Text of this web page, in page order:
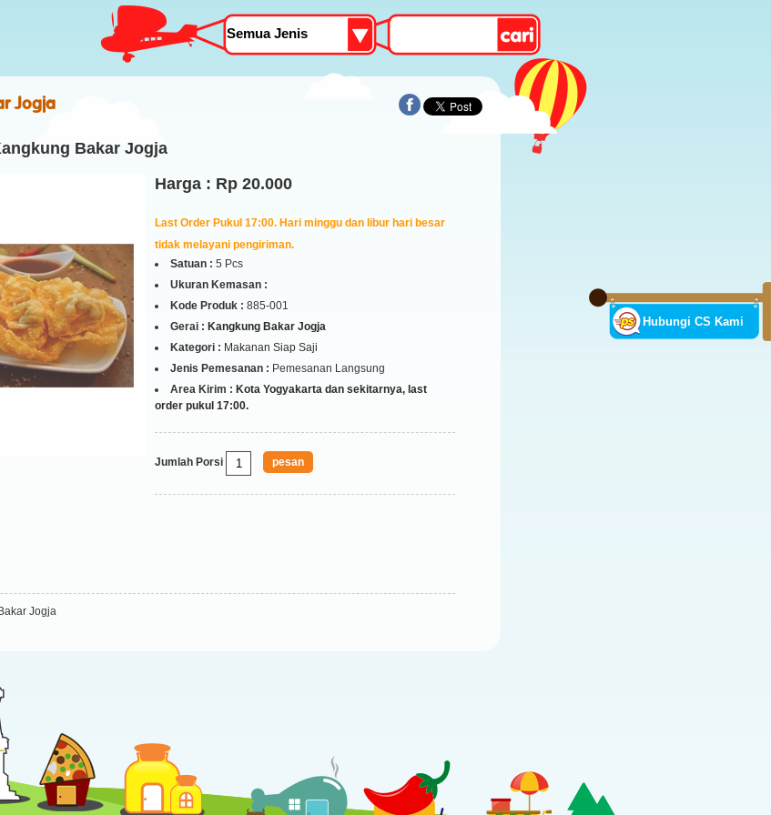
Hubungi CS Kami
Jogja
Bakar Jogja
Harga : Rp 20.000
Last Order Pukul 17:00. Hari minggu dan libur hari besar
tidak melayani pengiriman.
Satuan : 5 Pcs
Ukuran Kemasan :
Kode Produk : 885-001
Gerai : Kangkung Bakar Jogja
Kategori : Makanan Siap Saji
Jenis Pemesanan : Pemesanan Langsung
Area Kirim : Kota Yogyakarta dan sekitarnya, last
order pukul 17:00.
Jumlah Porsi
Jogja